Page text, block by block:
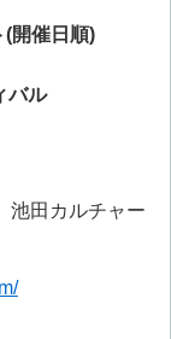
開催日順)
バル
池田カルチャー